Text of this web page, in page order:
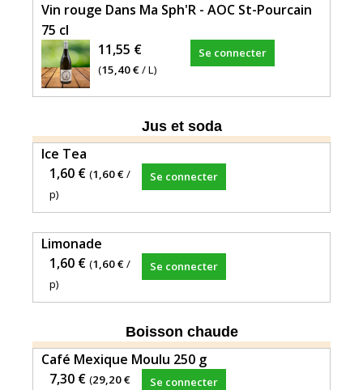
Vin rouge Dans Ma Sph'R - AOC St-Pourcain
75 cl
11,55 €
(15,40 €/ L)
Se connecter
Jus et soda
Ice Tea
1,60 € (1,60 €/
p)
Se connecter
Limonade
1,60 € (1,60 €/
p)
Se connecter
Boisson chaude
Café Mexique Moulu 250 g
7,30 € (29,20 €
Se connecter